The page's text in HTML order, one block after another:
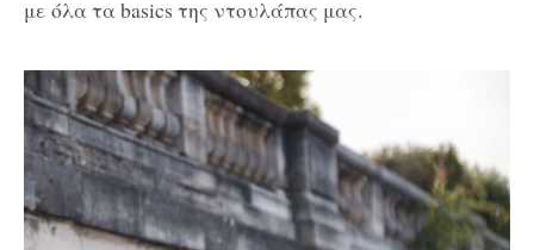
με όλα τα basics της ντουλάπας μας.